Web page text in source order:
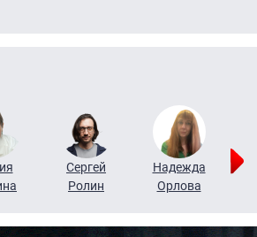
Сергей
Ролин
Надежда
Орлова